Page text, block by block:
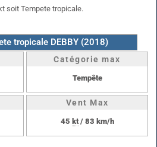
soit Tempete tropicale.
tropicale DEBBY (2018)
Catégorie max
Tempête
Vent Max
45 kt/ 83 km/h